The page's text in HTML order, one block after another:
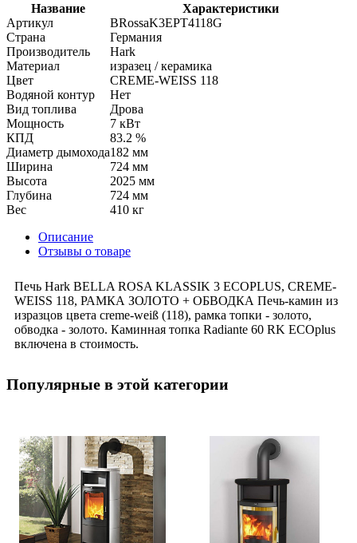
Название
Характеристики
Артикул
BRossaK3EPT4118G
Страна
Германия
Производитель
Hark
Материал
изразец / керамика
Цвет
CREME-WEISS 118
Водяной контур
Нет
Вид топлива
Дрова
Мощность
7 кВт
КПД
83.2 %
Диаметр дымохода182 мм
Ширина
724 мм
Высота
2025 мм
Глубина
724 мм
Вес
410 кг
Описание
Отзывы о товаре
Печь Hark BELLA ROSA KLASSIK 3 ECOPLUS, CREME-
WEISS 118, РАМКА ЗОЛОТО + ОБВОДКА Печь-камин из
изразцов цвета creme-weiß (118), рамка топки - золото,
обводка - золото. Каминная топка Radiante 60 RK ECOplus
включена в стоимость.
Популярные в этой категории